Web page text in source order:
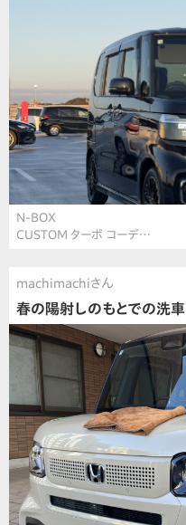
N-BOX
CUSTOM ターボ コーデ…
machimachiさん
春の陽射しのもとでの洗車